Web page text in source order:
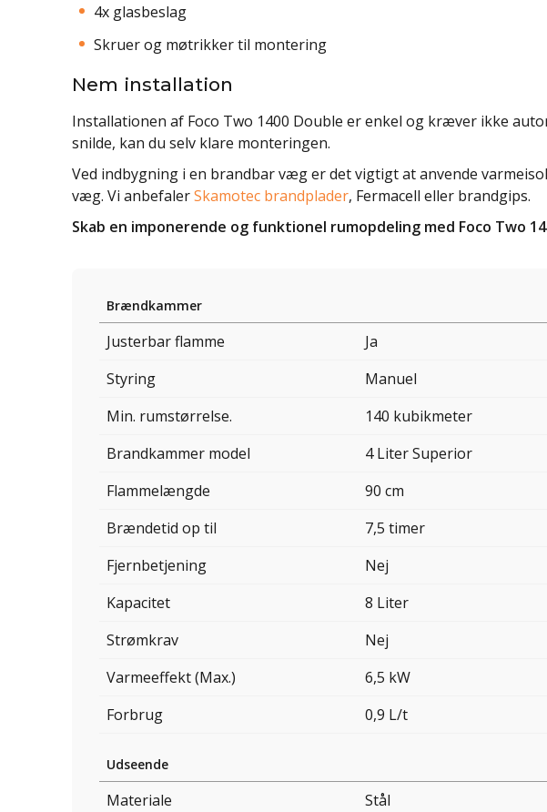
4x glasbeslag
Skruer og møtrikker til montering
Nem installation
Installationen af Foco Two 1400 Double er enkel og kræver ikke
snilde, kan du selv klare monteringen.
Ved indbygning i en brandbar væg er det vigtigt at anvende
væg. Vi anbefalerSkamotec brandplader, Fermacell eller brandgips.
Skab en imponerende og funktionel rumopdeling med Foco Two
Brændkammer
Justerbar flamme
Ja
Styring
Manuel
Min. rumstørrelse.
140 kubikmeter
Brandkammer model
4 Liter Superior
Flammelængde
90 cm
Brændetid op til
7,5 timer
Fjernbetjening
Nej
Kapacitet
8 Liter
Strømkrav
Nej
Varmeeffekt (Max.)
6,5 kW
Forbrug
0,9 L/t
Udseende
Materiale Stål